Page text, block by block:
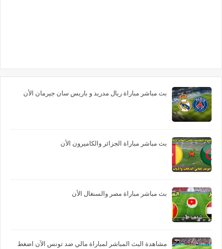
بث مباشر مباراة ريال مدريد و باريس سان جيرمان الأن
بث مباشر مباراة الجزائر والكاميرون الأن
بث مباشر مباراة مصر والسنغال الأن
مشاهدة البث المباشر لمباراة مالي ضد تونس الآن اضغط